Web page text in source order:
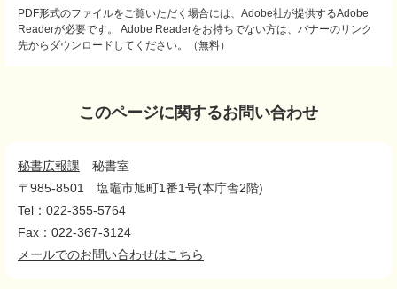
PDF形式のファイルをご覧いただく場合には、Adobe社が提供するAdobe
Readerが必要です。
Adobe Readerをお持ちでない方は、バナーのリンク
先からダウンロードしてください。（無料）
このページに関するお問い合わせ
秘書広報課
秘書室
〒985-8501
塩竈市旭町1番1号(本庁舎2階)
Tel：022-355-5764
Fax：022-367-3124
メールでのお問い合わせはこちら